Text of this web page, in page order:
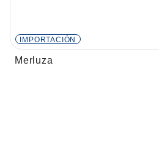
IMPORTACIÓN
Merluza